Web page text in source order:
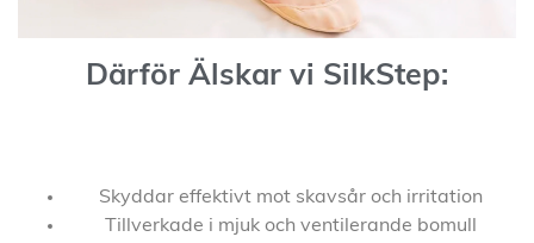
Därför Älskar vi SilkStep:
Skyddar effektivt mot skavsår och irritation
Tillverkade i mjuk och ventilerande bomull